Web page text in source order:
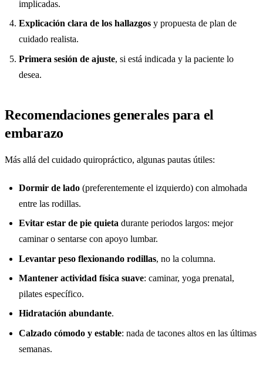
implicadas.
Explicación clara de los hallazgos y propuesta de plan de
cuidado realista.
Primera sesión de ajuste, si está indicada y la paciente lo
desea.
Recomendaciones generales para el
embarazo
Más allá del cuidado quiropráctico, algunas pautas útiles:
Dormir de lado (preferentemente el izquierdo) con almohada
entre las rodillas.
Evitar estar de pie quieta durante periodos largos: mejor
caminar o sentarse con apoyo lumbar.
Levantar peso flexionando rodillas, no la columna.
Mantener actividad física suave: caminar, yoga prenatal,
pilates específico.
Hidratación abundante.
Calzado cómodo y estable: nada de tacones altos en las últimas
semanas.